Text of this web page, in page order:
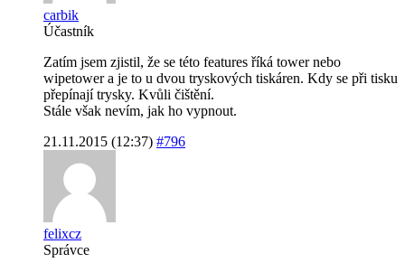
carbik
Účastník
Zatím jsem zjistil, že se této features říká tower nebo
wipetower a je to u dvou tryskových tiskáren. Kdy se při tisku
přepínají trysky. Kvůli čištění.
Stále však nevím, jak ho vypnout.
21.11.2015 (12:37) #796
felixcz
Správce